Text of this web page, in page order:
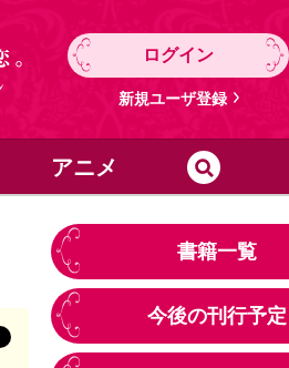
ログイン
新規ユーザ登録
アニメ
書籍一覧
今後の刊行予定